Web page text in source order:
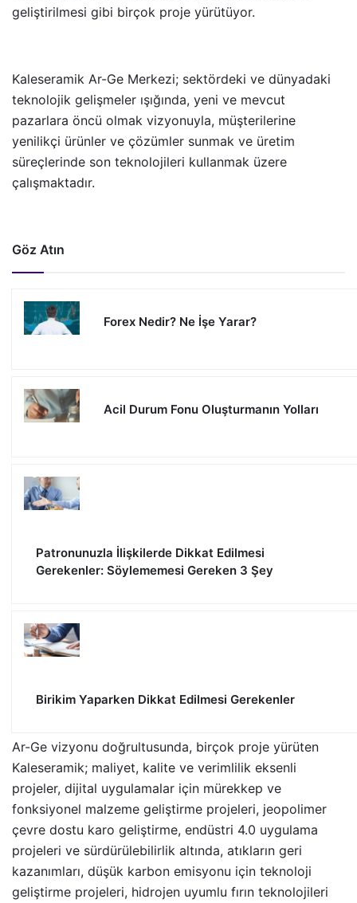
geliştirilmesi gibi birçok proje yürütüyor.
Kaleseramik Ar-Ge Merkezi; sektördeki ve dünyadaki
teknolojik gelişmeler ışığında, yeni ve mevcut
pazarlara öncü olmak vizyonuyla, müşterilerine
yenilikçi ürünler ve çözümler sunmak ve üretim
süreçlerinde son teknolojileri kullanmak üzere
çalışmaktadır.
Göz Atın
Forex Nedir? Ne İşe Yarar?
Acil Durum Fonu Oluşturmanın Yolları
Patronunuzla İlişkilerde Dikkat Edilmesi
Gerekenler: Söylememesi Gereken 3 Şey
Birikim Yaparken Dikkat Edilmesi Gerekenler
Ar-Ge vizyonu doğrultusunda, birçok proje yürüten
Kaleseramik; maliyet, kalite ve verimlilik eksenli
projeler, dijital uygulamalar için mürekkep ve
fonksiyonel malzeme geliştirme projeleri, jeopolimer
çevre dostu karo geliştirme, endüstri 4.0 uygulama
projeleri ve sürdürülebilirlik altında, atıkların geri
kazanımları, düşük karbon emisyonu için teknoloji
geliştirme projeleri, hidrojen uyumlu fırın teknolojileri